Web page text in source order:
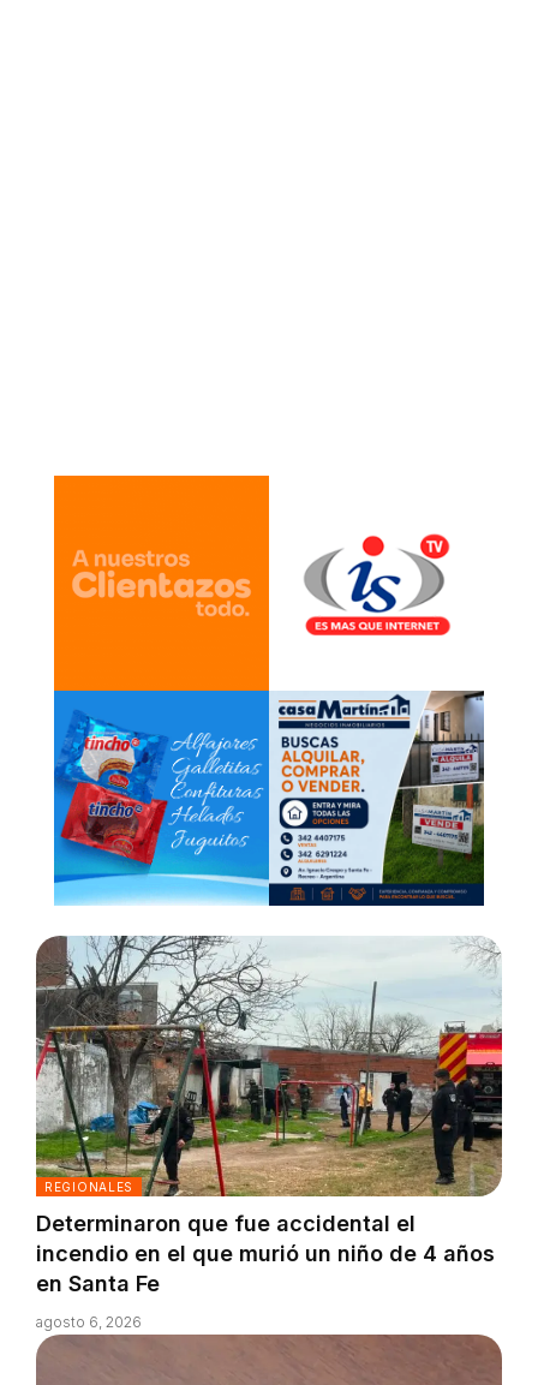
REGIONALES
Determinaron que fue accidental el
incendio en el que murió un niño de 4 años
en Santa Fe
agosto 6, 2026